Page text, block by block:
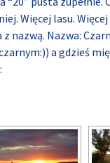
Więcej lasu. Więcej
nazwą. Nazwa:
a gdzieś